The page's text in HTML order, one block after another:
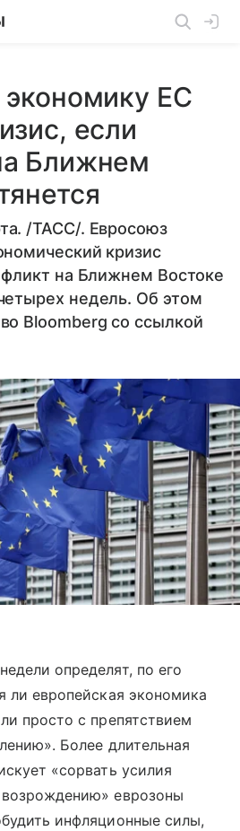
ЕС
если
Ближнем
/ТАСС/. Евросоюз
кризис
на Ближнем Востоке
недель. Об этом
Bloomberg со ссылкой
определят, по его
ли европейская экономика
просто с препятствием
Более длительная
«сорвать усилия
еврозоны
инфляционные силы,